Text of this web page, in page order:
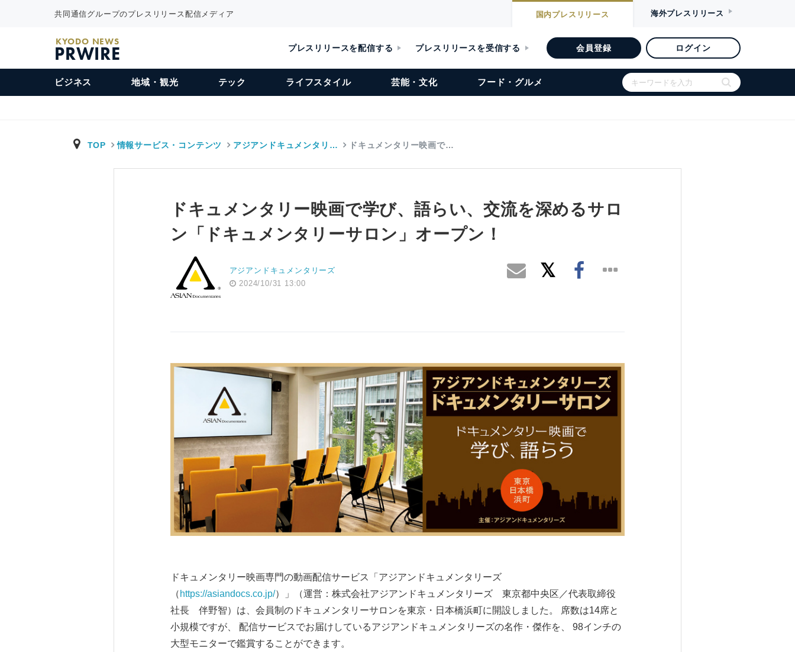
共同通信グループのプレスリリース配信メディア 国内プレスリリース 海外プレスリリース
KYODO NEWS
PRWIRE プレスリリースを配信する プレスリリースを受信する 会員登録 ログイン
ビジネス 地域・観光 テック ライフスタイル 芸能・文化 フード・グルメ
TOP 情報サービス・コンテンツ アジアンドキュメンタリ… ドキュメンタリー映画で…
ドキュメンタリー映画で学び、語らい、交流を深めるサロ
ン「ドキュメンタリーサロン」オープン！
アジアンドキュメンタリーズ
2024/10/31 13:00
ドキュメンタリー映画専門の動画配信サービス「アジアンドキュメンタリーズ
（ https://asiandocs.co.jp/）」（運営：株式会社アジアンドキュメンタリーズ 東京都中央区／代表取締役
社長 伴野智）は、会員制のドキュメンタリーサロンを東京・日本橋浜町に開設しました。 席数は14席と
小規模ですが、 配信サービスでお届けしているアジアンドキュメンタリーズの名作・傑作を、 98インチの
大型モニターで鑑賞することができます。